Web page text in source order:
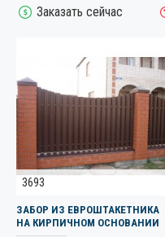
Заказать сейчас
3693
ЗАБОР ИЗ ЕВРОШТАКЕТНИКА
НА КИРПИЧНОМ ОСНОВАНИИ